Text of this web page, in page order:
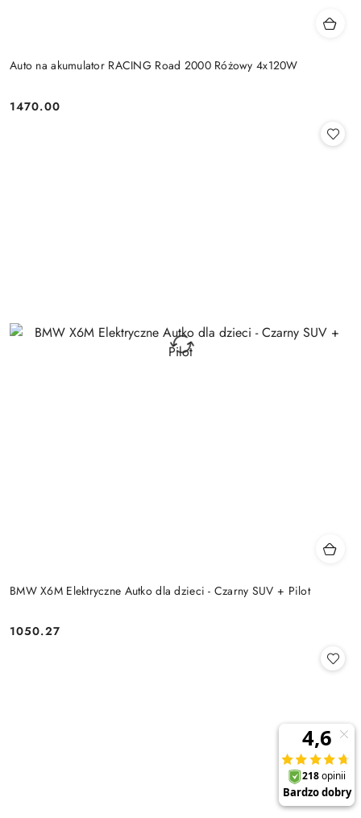
Auto na akumulator RACING Road 2000 Różowy 4x120W
Cena:
1470.00
BMW X6M Elektryczne Autko dla dzieci - Czarny SUV + Pilot
Cena:
1050.27